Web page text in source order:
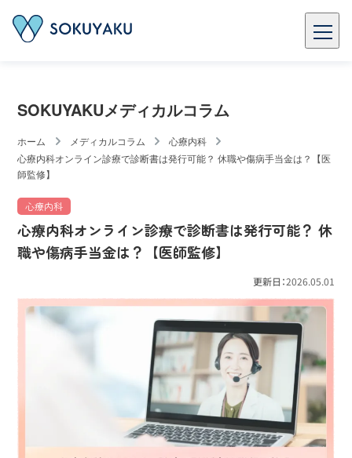
SOKUYAKUメディカルコラム
ホーム メディカルコラム
心療内科
心療内科オンライン診療で診断書は発行可能？ 休職や傷病手当金は？【医
師監修】
心療内科
心療内科オンライン診療で診断書は発行可能？ 休
職や傷病手当金は？【医師監修】
更新日：2026.05.01